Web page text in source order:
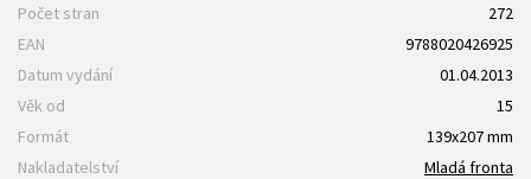
Počet stran
272
EAN
9788020426925
Datum vydání
01.04.2013
Věk od
15
Formát
139x207 mm
Nakladatelství
Mladá fronta